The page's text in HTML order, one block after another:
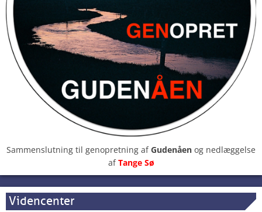
Sammenslutning til genopretning afGudenåen og nedlæggelse
afTange Sø
Videncenter